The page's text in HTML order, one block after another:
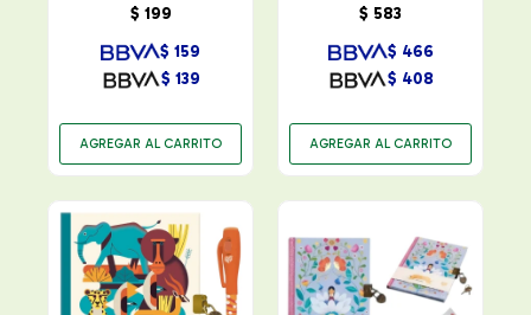
$ 199
$ 139
$ 159
$ 583
$ 408
$ 466